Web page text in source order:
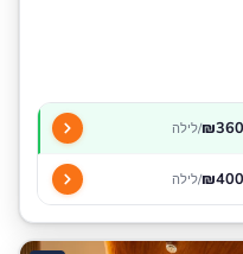
/לילה
/לילה